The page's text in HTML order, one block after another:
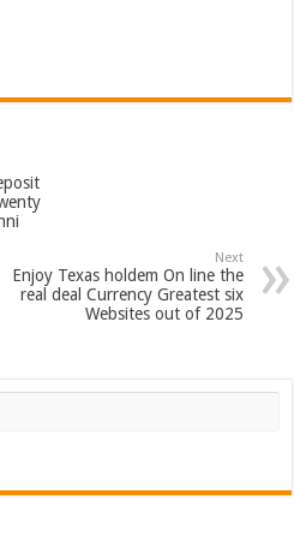
Next
Enjoy Texas holdem On line the
real deal Currency Greatest six
Websites out of 2025